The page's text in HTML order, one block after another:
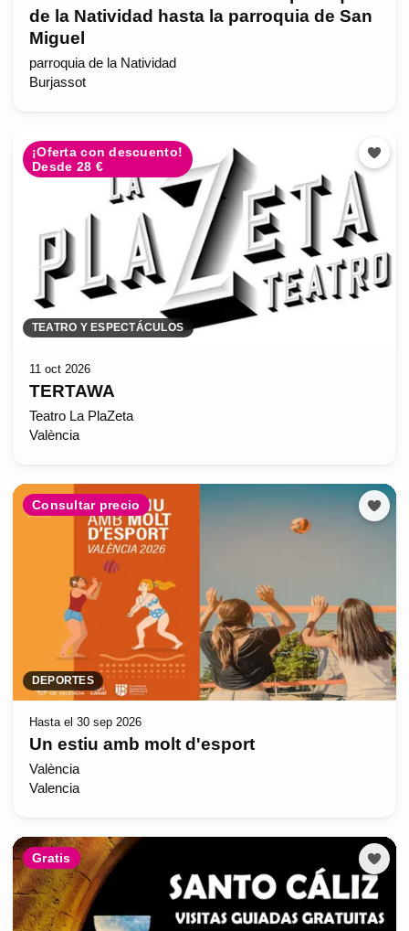
de la Natividad hasta la parroquia de San
Miguel
parroquia de la Natividad
Burjassot
¡Oferta con descuento!
Desde 28 €
TEATRO Y ESPECTÁCULOS
11 oct 2026
TERTAWA
Teatro La PlaZeta
València
Consultar precio
DEPORTES
Hasta el 30 sep 2026
Un estiu amb molt d'esport
València
Valencia
Gratis